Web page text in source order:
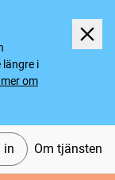
i
om
in Om tjänsten